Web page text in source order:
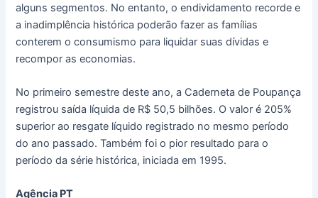
alguns segmentos. No entanto, o endividamento recorde e
a inadimplência histórica poderão fazer as famílias
conterem o consumismo para liquidar suas dívidas e
recompor as economias.
No primeiro semestre deste ano, a Caderneta de Poupança
registrou saída líquida de R$ 50,5 bilhões. O valor é 205%
superior ao resgate líquido registrado no mesmo período
do ano passado. Também foi o pior resultado para o
período da série histórica, iniciada em 1995.
Agência PT